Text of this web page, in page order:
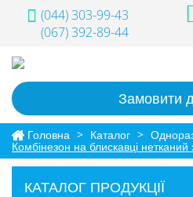
(044) 303-99-43
(067) 392-89-44
Замовити
Головна > Каталог >
Комбінезон на блискавці
КАТАЛОГ ПРОДУКЦІЇ